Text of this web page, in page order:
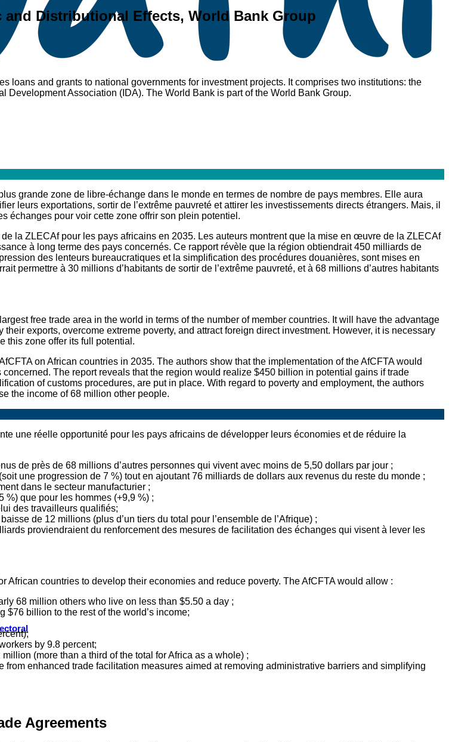
and Distributional Effects, World Bank Group
loans and grants to national governments for investment projects. It comprises two institutions: the
Association (IDA). The World Bank is part of the World Bank Group.
grande zone de libre-échange dans le monde en termes de nombre de pays membres. Elle aura
leurs exportations, sortir de l’extrême pauvreté et attirer les investissements directs étrangers. Mais, il
échanges pour voir cette zone offrir son plein potentiel.
la ZLECAf pour les pays africains en 2035. Les auteurs montrent que la mise en œuvre de la ZLECAf
à long terme des pays concernés. Ce rapport révèle que la région obtiendrait 450 milliards de
des lenteurs bureaucratiques et la simplification des procédures douanières, sont mises en
permettre à 30 millions d’habitants de sortir de l’extrême pauvreté, et à 68 millions d’autres habitants
free trade area in the world in terms of the number of member countries. It will have the advantage
exports, overcome extreme poverty, and attract foreign direct investment. However, it is necessary
this zone offer its full potential.
on African countries in 2035. The authors show that the implementation of the AfCFTA would
The report reveals that the region would realize $450 billion in potential gains if trade
of customs procedures, are put in place. With regard to poverty and employment, the authors
the income of 68 million other people.
une réelle opportunité pour les pays africains de développer leurs économies et de réduire la
de près de 68 millions d’autres personnes qui vivent avec moins de 5,50 dollars par jour ;
une progression de 7 %) tout en ajoutant 76 milliards de dollars aux revenus du reste du monde ;
dans le secteur manufacturier ;
que pour les hommes (+9,9 %) ;
des travailleurs qualifiés;
de 12 millions (plus d’un tiers du total pour l’ensemble de l’Afrique) ;
proviendraient du renforcement des mesures de facilitation des échanges qui visent à lever les
African countries to develop their economies and reduce poverty. The AfCFTA would allow :
68 million others who live on less than $5.50 a day ;
$76 billion to the rest of the world’s income;
by 9.8 percent;
(more than a third of the total for Africa as a whole) ;
enhanced trade facilitation measures aimed at removing administrative barriers and simplifying
Agreements